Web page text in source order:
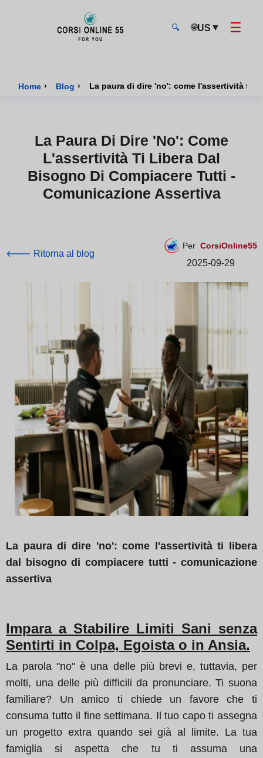
🔍 🌐US ▼ ☰
Home › Blog › La paura di dire 'no': come l'assertività ti
La Paura Di Dire 'no': Come
L'assertività Ti Libera Dal
Bisogno Di Compiacere Tutti -
Comunicazione Assertiva
🡐 Ritorna al blog
Per CorsiOnline55
2025-09-29
La paura di dire 'no': come l'assertività ti libera
dal bisogno di compiacere tutti - comunicazione
assertiva
Impara a Stabilire Limiti Sani senza
Sentirti in Colpa, Egoista o in Ansia.
La parola "no" è una delle più brevi e, tuttavia, per
molti, una delle più difficili da pronunciare. Ti suona
familiare? Un amico ti chiede un favore che ti
consuma tutto il fine settimana. Il tuo capo ti assegna
un progetto extra quando sei già al limite. La tua
famiglia si aspetta che tu ti assuma una